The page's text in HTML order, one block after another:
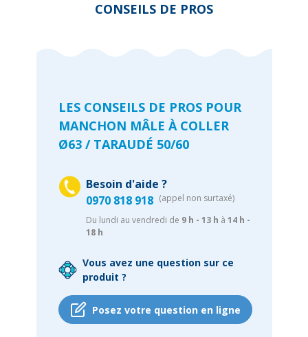
CONSEILS DE PROS
LES CONSEILS DE PROS POUR
MANCHON MÂLE À COLLER
Ø63 / TARAUDÉ 50/60
Besoin d'aide ?
0970 818 918 (appel non surtaxé)
Du lundi au vendredi de 9 h - 13 h à 14 h -
18 h
Vous avez une question sur ce
produit ?
Posez votre question en ligne